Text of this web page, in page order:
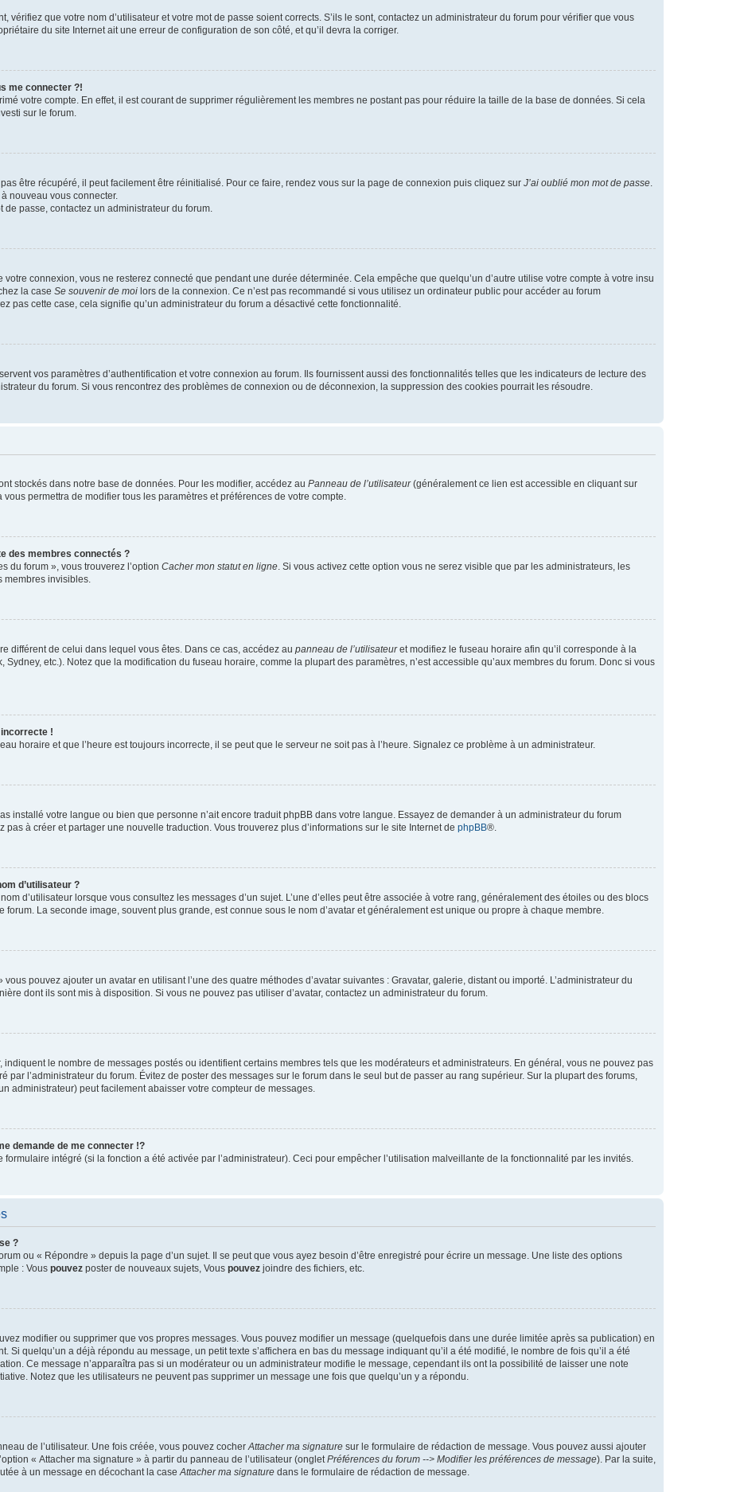
vérifiez que votre nom d’utilisateur et votre mot de passe soient corrects. S’ils le sont, contactez un administrateur du forum pour vérifier que vous
du site Internet ait une erreur de configuration de son côté, et qu’il devra la corriger.
me connecter ?!
votre compte. En effet, il est courant de supprimer régulièrement les membres ne postant pas pour réduire la taille de la base de données. Si cela
sur le forum.
être récupéré, il peut facilement être réinitialisé. Pour ce faire, rendez vous sur la page de connexion puis cliquez sur J’ai oublié mon mot de passe.
nouveau vous connecter.
passe, contactez un administrateur du forum.
votre connexion, vous ne resterez connecté que pendant une durée déterminée. Cela empêche que quelqu’un d’autre utilise votre compte à votre insu
la case Se souvenir de moi lors de la connexion. Ce n’est pas recommandé si vous utilisez un ordinateur public pour accéder au forum
pas cette case, cela signifie qu’un administrateur du forum a désactivé cette fonctionnalité.
vos paramètres d’authentification et votre connexion au forum. Ils fournissent aussi des fonctionnalités telles que les indicateurs de lecture des
du forum. Si vous rencontrez des problèmes de connexion ou de déconnexion, la suppression des cookies pourrait les résoudre.
stockés dans notre base de données. Pour les modifier, accédez au Panneau de l’utilisateur(généralement ce lien est accessible en cliquant sur
permettra de modifier tous les paramètres et préférences de votre compte.
des membres connectés ?
du forum », vous trouverez l’option Cacher mon statut en ligne. Si vous activez cette option vous ne serez visible que par les administrateurs, les
membres invisibles.
différent de celui dans lequel vous êtes. Dans ce cas, accédez au panneau de l’utilisateuret modifiez le fuseau horaire afin qu’il corresponde à la
etc.). Notez que la modification du fuseau horaire, comme la plupart des paramètres, n’est accessible qu’aux membres du forum. Donc si vous
incorrecte !
horaire et que l’heure est toujours incorrecte, il se peut que le serveur ne soit pas à l’heure. Signalez ce problème à un administrateur.
installé votre langue ou bien que personne n’ait encore traduit phpBB dans votre langue. Essayez de demander à un administrateur du forum
pas à créer et partager une nouvelle traduction. Vous trouverez plus d’informations sur le site Internet de phpBB®.
d’utilisateur ?
d’utilisateur lorsque vous consultez les messages d’un sujet. L’une d’elles peut être associée à votre rang, généralement des étoiles ou des blocs
La seconde image, souvent plus grande, est connue sous le nom d’avatar et généralement est unique ou propre à chaque membre.
pouvez ajouter un avatar en utilisant l’une des quatre méthodes d’avatar suivantes : Gravatar, galerie, distant ou importé. L’administrateur du
dont ils sont mis à disposition. Si vous ne pouvez pas utiliser d’avatar, contactez un administrateur du forum.
indiquent le nombre de messages postés ou identifient certains membres tels que les modérateurs et administrateurs. En général, vous ne pouvez pas
par l’administrateur du forum. Évitez de poster des messages sur le forum dans le seul but de passer au rang supérieur. Sur la plupart des forums,
administrateur) peut facilement abaisser votre compteur de messages.
demande de me connecter !?
intégré (si la fonction a été activée par l’administrateur). Ceci pour empêcher l’utilisation malveillante de la fonctionnalité par les invités.
?
ou « Répondre » depuis la page d’un sujet. Il se peut que vous ayez besoin d’être enregistré pour écrire un message. Une liste des options
: Vous pouvez poster de nouveaux sujets, Vous pouvez joindre des fichiers, etc.
modifier ou supprimer que vos propres messages. Vous pouvez modifier un message (quelquefois dans une durée limitée après sa publication) en
Si quelqu’un a déjà répondu au message, un petit texte s’affichera en bas du message indiquant qu’il a été modifié, le nombre de fois qu’il a été
Ce message n’apparaîtra pas si un modérateur ou un administrateur modifie le message, cependant ils ont la possibilité de laisser une note
Notez que les utilisateurs ne peuvent pas supprimer un message une fois que quelqu’un y a répondu.
de l’utilisateur. Une fois créée, vous pouvez cocherAttacher ma signature sur le formulaire de rédaction de message. Vous pouvez aussi ajouter
« Attacher ma signature » à partir du panneau de l’utilisateur (ongletPréférences du forum --> Modifier les préférences de message). Par la suite,
à un message en décochant la caseAttacher ma signature dans le formulaire de rédaction de message.